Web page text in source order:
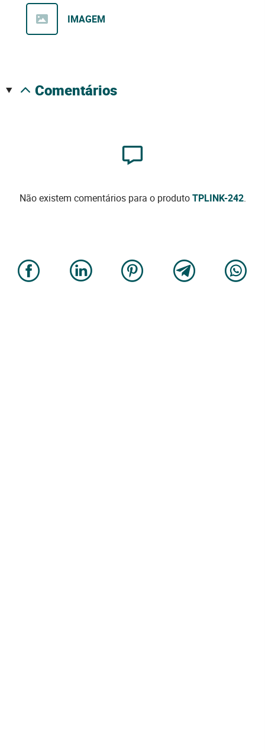
IMAGEM
comentários
Não existem comentários para o produtoTPLINK-242.